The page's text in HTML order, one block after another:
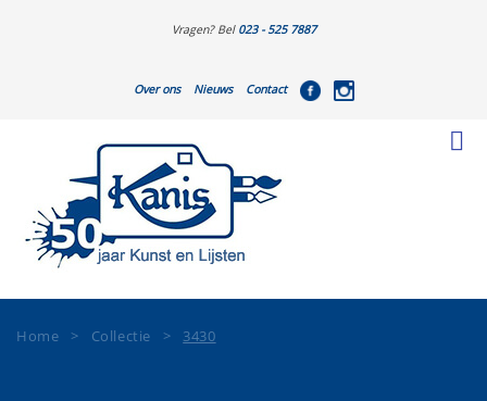
Vragen? Bel 023 - 525 7887
Over ons Nieuws Contact
Home > Collectie > 3430